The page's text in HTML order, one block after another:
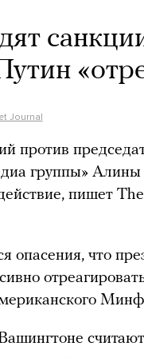
Journal
против
группы» Алины
пишет
опасения, что